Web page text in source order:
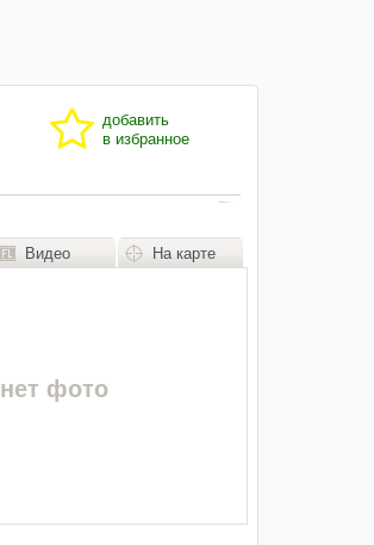
добавить
в избранное
Видео На карте
нет фото